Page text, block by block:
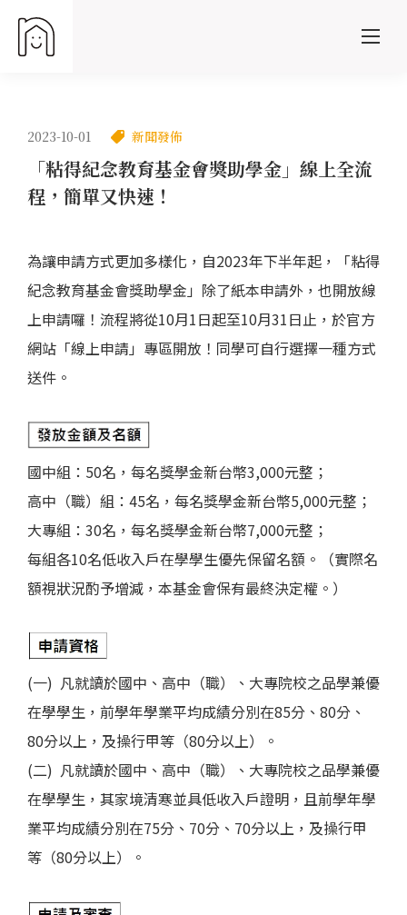
2023-10-01 新聞發佈
「粘得紀念教育基金會獎助學金」線上全流
程，簡單又快速！
為讓申請方式更加多樣化，自2023年下半年起，「粘得
紀念教育基金會獎助學金」除了紙本申請外，也開放線
上申請囉！流程將從10月1日起至10月31日止，於官方
網站「線上申請」專區開放！同學可自行選擇一種方式
送件。
國中組：50名，每名獎學金新台幣3,000元整；
高中（職）組：45名，每名獎學金新台幣5,000元整；
大專組：30名，每名獎學金新台幣7,000元整；
每組各10名低收入戶在學學生優先保留名額。（實際名
額視狀況酌予增減，本基金會保有最終決定權。）
(一) 凡就讀於國中、高中（職）、大專院校之品學兼優
在學學生，前學年學業平均成績分別在85分、80分、
80分以上，及操行甲等（80分以上）。
(二) 凡就讀於國中、高中（職）、大專院校之品學兼優
在學學生，其家境清寒並具低收入戶證明，且前學年學
業平均成績分別在75分、70分、70分以上，及操行甲
等（80分以上）。